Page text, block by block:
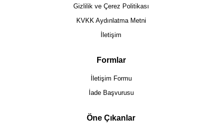
Gizlilik ve Çerez Politikası
KVKK Aydınlatma Metni
İletişim
Formlar
İletişim Formu
İade Başvurusu
Öne Çıkanlar